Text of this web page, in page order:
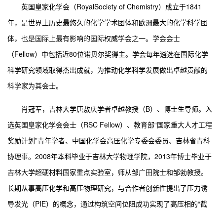
英国皇家化学会（RoyalSociety of Chemistry）成立于1841
年，是世界上历史最悠久的化学学术团体和欧洲最大的化学科学团
体，也是国际上最有影响的国际权威学会之一。学会会士
（Fellow）中包括近80位诺贝尔奖得主。学会每年遴选在国际化学
科学研究领域取得杰出成就，为推动化学科学发展做出卓越贡献的
科学家为其会士。
肖冠军，吉林大学唐敖庆学者卓越教授（B）、博士生导师。入
选英国皇家化学会会士（RSC Fellow）、教育部“国家重大人才工程
奖励计划”青年学者、中国化学会高压化学专委会委员、吉林省青科
协理事。2008年本科毕业于吉林大学物理学院，2013年博士毕业于
吉林大学超硬材料国家重点实验室，师从邹广田院士和邹勃教授。
长期从事高压化学和高压物理研究，与合作者创新性提出了压力诱
导发光（PIE）的概念，通过构筑空间位阻成功实现了高压相的“截